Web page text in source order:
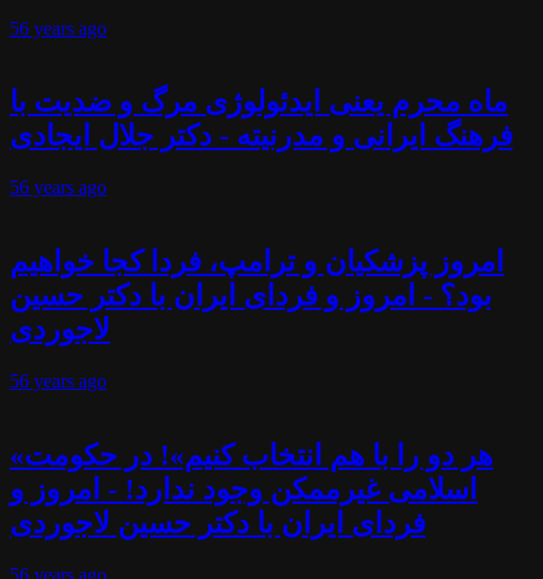
56 years ago
ماه محرم یعنی ایدئولوژی مرگ و ضدیت با
فرهنگ ایرانی و مدرنیته - دکتر جلال ایجادی
56 years ago
امروز پزشکیان و ترامپ، فردا کجا خواهیم
بود؟ - امروز و فردای ایران با دکتر حسین
لاجوردی
56 years ago
«هر دو را با هم انتخاب کنیم»! در حکومت
اسلامی غیرممکن وجود ندارد! - امروز و
فردای ایران با دکتر حسین لاجوردی
56 years ago